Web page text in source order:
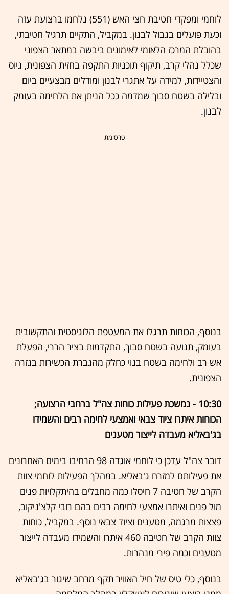
לוחמי ומפקדי חטיבת חצי האש (551) נלחמו ברצועת עזה
וכעת פועלים בגבול לבנון. במקביל, התקיים תרגיל חטיבתי,
בהובלת המרכז הלאומי לאימונים ביבשה במתאר הצפוני
שכלל נהלי קרב, תיקוף תוכניות התקפה בחזית הצפונית, גיוס
והצטיידות, למידה על אתגרי לבנון ומודלים מבצעיים ביום
ובלילה בשטח סבוך שמדמה ככל הניתן את הלחימה בעומק
לבנון.
- פרסומת -
בנוסף, הכוחות תרגלו את המעטפת הלוגיסטית והתקשובית
בעומק, תנועה בשטח סבוך, התקדמות בציר הררי, הפעלת
אש רב ולחימה בשטח בנוי כחלק מהגברת הכשירות בגזרה
הצפונית.
10:30 - נמשכת פעילות כוחות צה"ל ברחבי הרצועה;
הכוחות איתרו ציוד צבאי ואמצעי לחימה רבים והשמידו
בג'באליא מעבדה לייצור מטענים
דובר צה"ל עדכן כי לוחמי אוגדה 98 הרחיבו בימים האחרונים
את פעילותם למזרח ג'באליא. במהלך הפעילות לוחמי צוות
הקרב של חטיבה 7 חיסלו כמה מחבלים בהיתקלויות פנים
מול פנים ואיתרו אמצעי לחימה רבים בהם רובי קלצ'ניקוב,
פצצות מרגמה, מטענים וציוד צבאי נוסף. במקביל, כוחות
צוות הקרב של חטיבה 460 איתרו והשמידו מעבדה לייצור
מטענים וכמה פירי מנהרות.
בנוסף, כלי טיס של חיל האוויר תקף מרחב שיגור בג'באליא